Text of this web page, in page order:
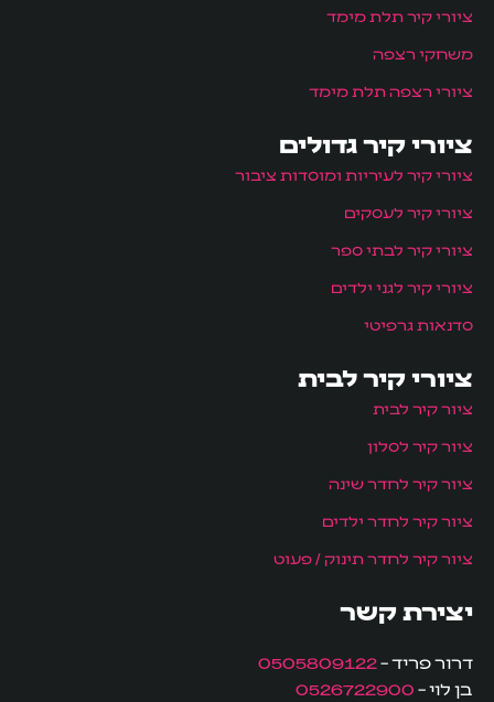
ציורי קיר תלת מימד
משחקי רצפה
ציורי רצפה תלת מימד
ציורי קיר גדולים
ציורי קיר לעיריות ומוסדות ציבור
ציורי קיר לעסקים
ציורי קיר לבתי ספר
ציורי קיר לגני ילדים
סדנאות גרפיטי
ציורי קיר לבית
ציור קיר לבית
ציור קיר לסלון
ציור קיר לחדר שינה
ציור קיר לחדר ילדים
ציור קיר לחדר תינוק / פעוט
יצירת קשר
דרור פריד –0505809122
בן לוי –0526722900